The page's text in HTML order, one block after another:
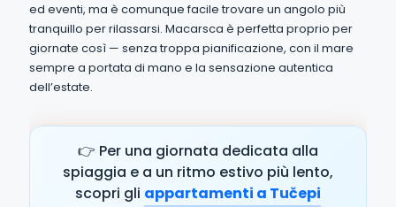
ed eventi, ma è comunque facile trovare un angolo più
tranquillo per rilassarsi. Macarsca è perfetta proprio per
giornate così — senza troppa pianificazione, con il mare
sempre a portata di mano e la sensazione autentica
dell’estate.
👉 Per una giornata dedicata alla
spiaggia e a un ritmo estivo più lento,
scopri gli appartamenti a Tučepi